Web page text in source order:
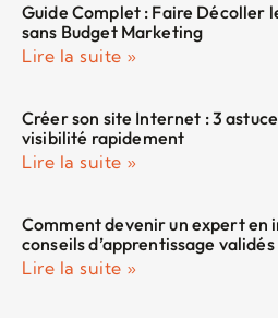
Guide Complet : Faire Décoller
sans Budget Marketing
Lire la suite »
Créer son site Internet : 3
visibilité rapidement
Lire la suite »
Comment devenir un expert en
conseils d’apprentissage validés
Lire la suite »